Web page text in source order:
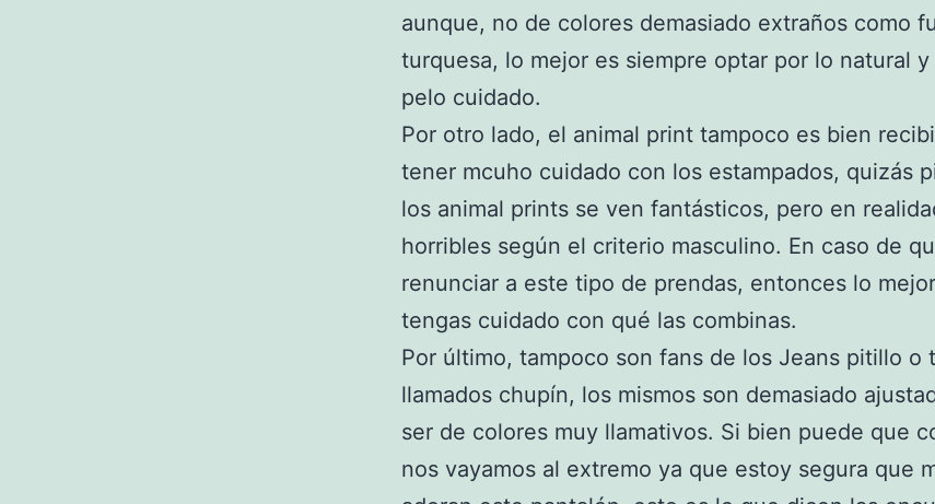
aunque, no de colores demasiado extraños como
turquesa, lo mejor es siempre optar por lo natural
pelo cuidado.
Por otro lado, el animal print tampoco es bien
tener mcuho cuidado con los estampados, quizás
los animal prints se ven fantásticos, pero en
horribles según el criterio masculino. En caso de
renunciar a este tipo de prendas, entonces lo
tengas cuidado con qué las combinas.
Por último, tampoco son fans de los Jeans pitillo o
llamados chupín, los mismos son demasiado
ser de colores muy llamativos. Si bien puede que
nos vayamos al extremo ya que estoy segura que